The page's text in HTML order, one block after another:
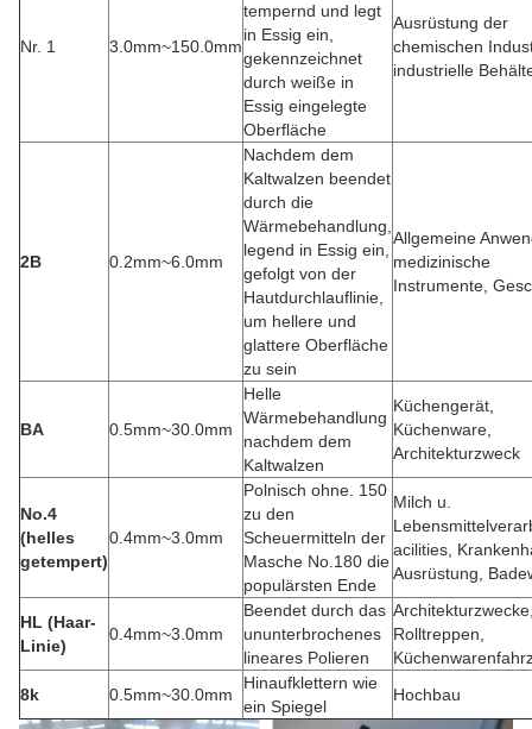
Nr. 1 3.0mm~150.0mm
tempernd und legt
in Essig ein,
gekennzeichnet
durch weiße in
Essig eingelegte
Oberfläche
Ausrüstung der
chemischen
industrielle
2B 0.2mm~6.0mm
Nachdem dem
Kaltwalzen beendet
durch die
Wärmebehandlung,
legend in Essig ein,
gefolgt von der
Hautdurchlauflinie,
um hellere und
glattere Oberfläche
zu sein
Allgemeine
medizinische
Instrumente,
BA 0.5mm~30.0mm
Helle
Wärmebehandlung
nachdem dem
Kaltwalzen
Küchengerät,
Küchenware,
Architekturzweck
No.4
(helles
getempert)
0.4mm~3.0mm
Polnisch ohne. 150
zu den
Scheuermitteln der
Masche No.180 die
populärsten Ende
Milch u.
acilities,
Ausrüstung,
HL (Haar-
Linie)
0.4mm~3.0mm
Beendet durch das
ununterbrochenes
lineares Polieren
Rolltreppen,
8k
0.5mm~30.0mm
Hinaufklettern wie
ein Spiegel
Hochbau